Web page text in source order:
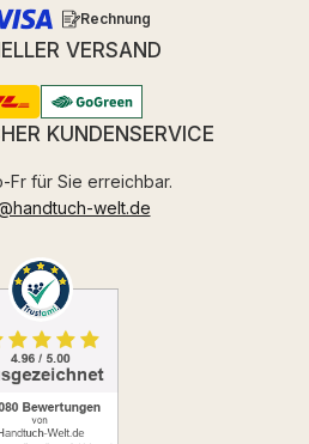
Rechnung
VERSAND
KUNDENSERVICE
Fr für Sie erreichbar.
welt.de